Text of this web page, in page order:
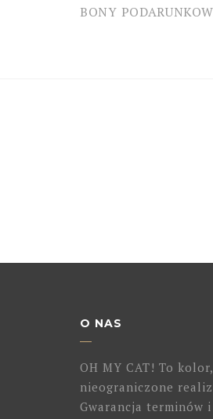
BONY
O NAS
OH MY CAT! To
nieograniczone
Gwarancja terminów